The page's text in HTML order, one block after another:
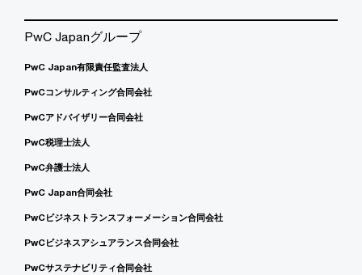
PwC Japanグループ
PwC Japan有限責任監査法人
PwCコンサルティング合同会社
PwCアドバイザリー合同会社
PwC税理士法人
PwC弁護士法人
PwC Japan合同会社
PwCビジネストランスフォーメーション合同会社
PwCビジネスアシュアランス合同会社
PwCサステナビリティ合同会社